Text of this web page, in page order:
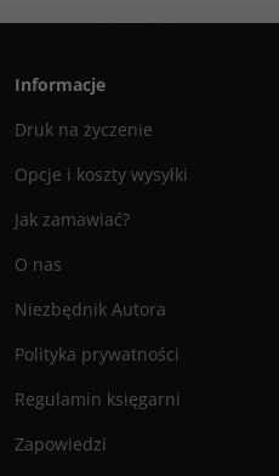
Informacje
Druk na życzenie
Opcje i koszty wysyłki
Jak zamawiać?
O nas
Niezbędnik Autora
Polityka prywatności
Regulamin księgarni
Zapowiedzi